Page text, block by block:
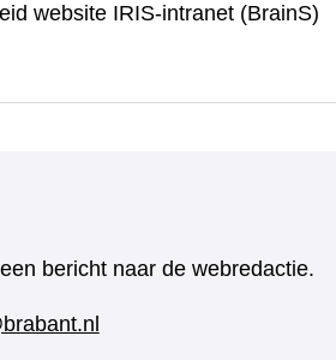
website IRIS-intranet (BrainS)
bericht naar de webredactie.